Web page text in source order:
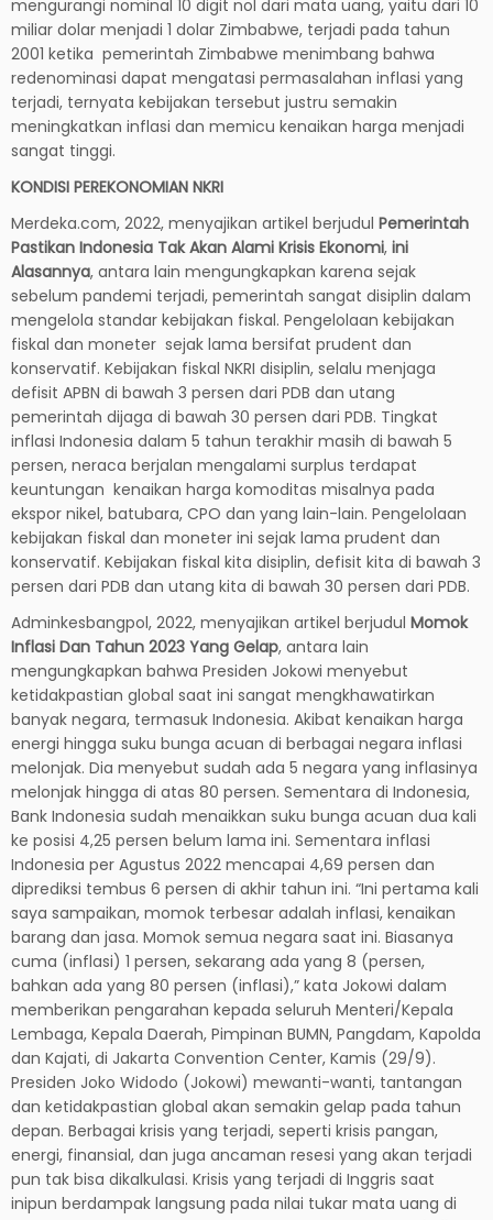
mengurangi nominal 10 digit nol dari mata uang, yaitu dari 10
miliar dolar menjadi 1 dolar Zimbabwe, terjadi pada tahun
2001 ketika pemerintah Zimbabwe menimbang bahwa
redenominasi dapat mengatasi permasalahan inflasi yang
terjadi, ternyata kebijakan tersebut justru semakin
meningkatkan inflasi dan memicu kenaikan harga menjadi
sangat tinggi.
KONDISI PEREKONOMIAN NKRI
Merdeka.com, 2022, menyajikan artikel berjudul Pemerintah
Pastikan Indonesia Tak Akan Alami Krisis Ekonomi, ini
Alasannya, antara lain mengungkapkan karena sejak
sebelum pandemi terjadi, pemerintah sangat disiplin dalam
mengelola standar kebijakan fiskal. Pengelolaan kebijakan
fiskal dan moneter sejak lama bersifat prudent dan
konservatif. Kebijakan fiskal NKRI disiplin, selalu menjaga
defisit APBN di bawah 3 persen dari PDB dan utang
pemerintah dijaga di bawah 30 persen dari PDB. Tingkat
inflasi Indonesia dalam 5 tahun terakhir masih di bawah 5
persen, neraca berjalan mengalami surplus terdapat
keuntungan kenaikan harga komoditas misalnya pada
ekspor nikel, batubara, CPO dan yang lain-lain. Pengelolaan
kebijakan fiskal dan moneter ini sejak lama prudent dan
konservatif. Kebijakan fiskal kita disiplin, defisit kita di bawah 3
persen dari PDB dan utang kita di bawah 30 persen dari PDB.
Adminkesbangpol, 2022, menyajikan artikel berjudul Momok
Inflasi Dan Tahun 2023 Yang Gelap, antara lain
mengungkapkan bahwa Presiden Jokowi menyebut
ketidakpastian global saat ini sangat mengkhawatirkan
banyak negara, termasuk Indonesia. Akibat kenaikan harga
energi hingga suku bunga acuan di berbagai negara inflasi
melonjak. Dia menyebut sudah ada 5 negara yang inflasinya
melonjak hingga di atas 80 persen. Sementara di Indonesia,
Bank Indonesia sudah menaikkan suku bunga acuan dua kali
ke posisi 4,25 persen belum lama ini. Sementara inflasi
Indonesia per Agustus 2022 mencapai 4,69 persen dan
diprediksi tembus 6 persen di akhir tahun ini. “Ini pertama kali
saya sampaikan, momok terbesar adalah inflasi, kenaikan
barang dan jasa. Momok semua negara saat ini. Biasanya
cuma (inflasi) 1 persen, sekarang ada yang 8 (persen,
bahkan ada yang 80 persen (inflasi),” kata Jokowi dalam
memberikan pengarahan kepada seluruh Menteri/Kepala
Lembaga, Kepala Daerah, Pimpinan BUMN, Pangdam, Kapolda
dan Kajati, di Jakarta Convention Center, Kamis (29/9).
Presiden Joko Widodo (Jokowi) mewanti-wanti, tantangan
dan ketidakpastian global akan semakin gelap pada tahun
depan. Berbagai krisis yang terjadi, seperti krisis pangan,
energi, finansial, dan juga ancaman resesi yang akan terjadi
pun tak bisa dikalkulasi. Krisis yang terjadi di Inggris saat
inipun berdampak langsung pada nilai tukar mata uang di